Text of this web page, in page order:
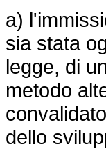
a)
sia stata
legge, di
metodo
dello